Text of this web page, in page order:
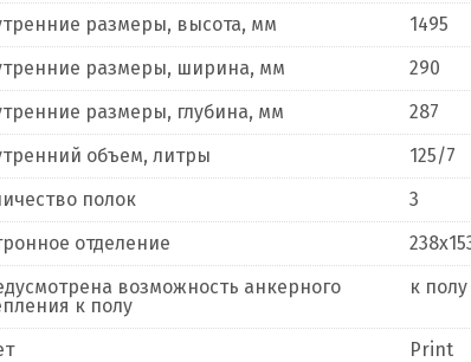
размеры, высота, мм
1495
размеры, ширина, мм
290
размеры, глубина, мм
287
объем, литры
125/7
полок
3
отделение
возможность анкерного
к полу
к
Print